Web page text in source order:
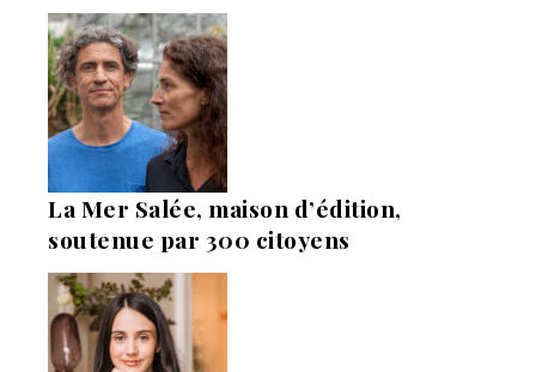
La Mer Salée, maison d’édition,
soutenue par 300 citoyens